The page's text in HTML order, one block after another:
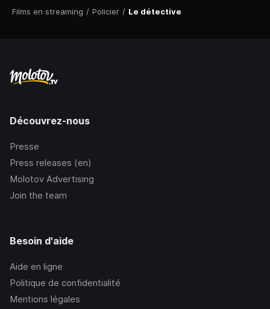
Films en streaming / Policier / Le détective
Découvrez-nous
Presse
Press releases (en)
Molotov Advertising
Join the team
Besoin d'aide
Aide en ligne
Politique de confidentialité
Mentions légales